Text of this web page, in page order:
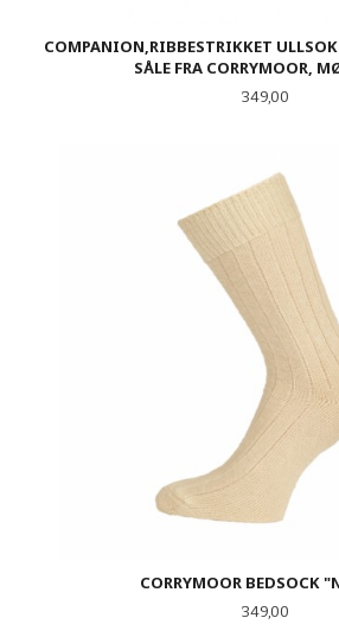
COMPANION,RIBBESTRIKKET
SÅLE FRA CORRYMOOR,
Pris
349,00
CORRYMOOR BEDSOCK
Pris
349,00